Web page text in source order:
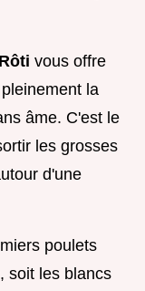
vous offre
la
âme. C'est le
les grosses
d'une
poulets
soit les blancs